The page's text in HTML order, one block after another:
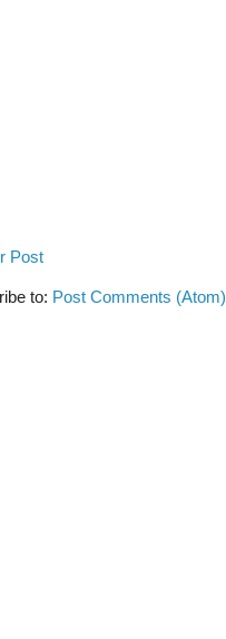
Post
to: Post Comments (Atom)